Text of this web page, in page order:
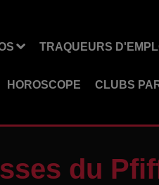
TRAQUEURS
HOROSCOPE CLUBS
du